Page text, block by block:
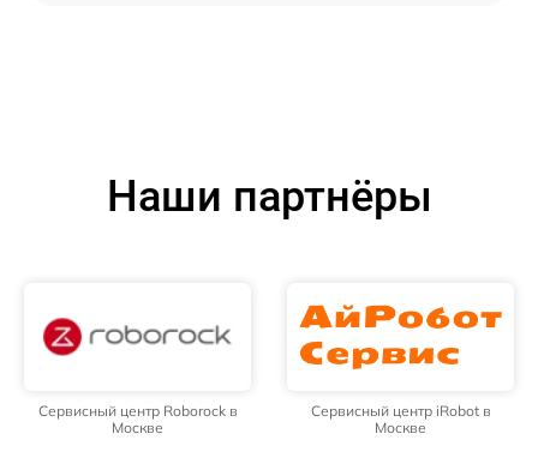
Наши партнёры
Сервисный центр Roborock в
Москве
Сервисный центр iRobot в
Москве